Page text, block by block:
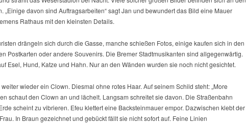
„Einige davon sind Auftragsarbeiten“ sagt Jan und bewundert das Bild eine Mauer
Rathaus mit den kleinsten Details.
drängeln sich durch die Gasse, manche schießen Fotos, einige kaufen sich in den
Postkarten oder andere Souvenirs. Die Bremer Stadtmusikanten sind allgegenwärtig.
Esel, Hund, Katze und Hahn. Nur an den Wänden wurden sie noch nicht gesichtet.
wieder ein Clown. Diesmal ohne rotes Haar. Auf seinem Schild steht: „More
schaut den Clown an und lächelt. Langsam schreitet sie davon. Die Straßenbahn
scheint zu vibrieren. Efeu klettert eine Backsteinmauer empor. Dazwischen klebt der
In Braun gezeichnet und gebückt fällt sie nicht sofort auf. Feine Linien